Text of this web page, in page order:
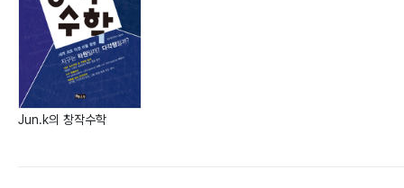
Jun.k의 창작수학